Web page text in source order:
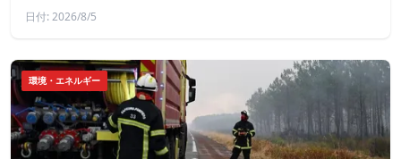
日付: 2026/8/5
環境・エネルギー